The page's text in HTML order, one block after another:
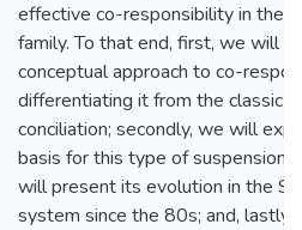
effective co-responsibility in the
family. To that end, first, we will
conceptual approach to co-
differentiating it from the classic
conciliation; secondly, we will
basis for this type of suspension;
will present its evolution in the
system since the 80s; and, lastly,